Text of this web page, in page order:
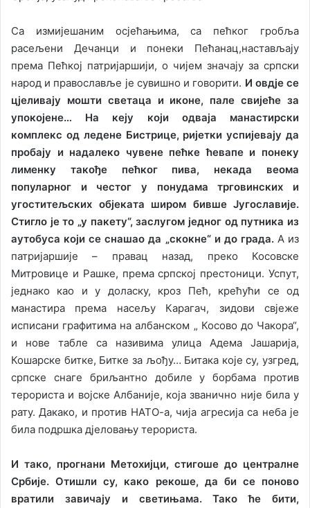
Са измијешаним осјећањима, са пећког гробља
расељени Дечанци и понеки Пећанац,настављају
према Пећкој патријаршији, о чијем значају за српски
народ и православље је сувишно и говорити. И овдје се
цјеливају мошти светаца и иконе, пале свијеће за
упокојене… На кеју који одваја манастирски
комплекс од ледене Бистрице, ријетки успијевају да
пробају и надалеко чувене пећке ћевапе и понеку
лименку такође пећког пива, некада веома
популарног и честог у понудама трговинских и
угоститељских објеката широм бивше Југославије.
Стигло је то „у пакету“, заслугом једног од путника из
аутобуса који се снашао да „скокне“ и до града.А из
патријаршије – правац назад, преко Косовске
Митровице и Рашке, према српској престоници. Успут,
једнако као и у доласку, кроз Пећ, крећући се од
манастира према насељу Карагач, зидови свјеже
исписани графитима на албанском „ Косово до Чакора“,
и нове табле са називима улица Адема Јашарија,
Кошарске битке, Битке за љођу… Битака које су, узгред,
српске снаге бриљантно добиле у борбама против
терориста и војске Албаније, која званично није била у
рату. Дакако, и против НАТО-а, чија агресија са неба је
била подршка дјеловању терориста.
И тако, прогнани Метохијци, стигоше до централне
Србије. Отишли су, како рекоше, да би се поново
вратили завичају и светињама. Тако ће бити,